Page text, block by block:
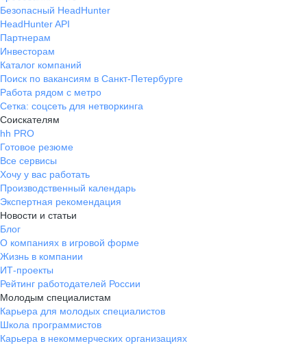
Безопасный HeadHunter
HeadHunter API
Партнерам
Инвесторам
Каталог компаний
Поиск по вакансиям в Санкт-Петербурге
Работа рядом с метро
Сетка: соцсеть для нетворкинга
Соискателям
hh PRO
Готовое резюме
Все сервисы
Хочу у вас работать
Производственный календарь
Экспертная рекомендация
Новости и статьи
Блог
О компаниях в игровой форме
Жизнь в компании
ИТ-проекты
Рейтинг работодателей России
Молодым специалистам
Карьера для молодых специалистов
Школа программистов
Карьера в некоммерческих организациях